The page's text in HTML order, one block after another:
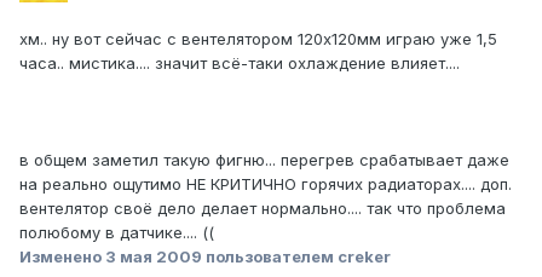
хм.. ну вот сейчас с вентелятором 120х120мм играю уже 1,5
часа.. мистика.... значит всё-таки охлаждение влияет....
в общем заметил такую фигню... перегрев срабатывает даже
на реально ощутимо НЕ КРИТИЧНО горячих радиаторах.... доп.
вентелятор своё дело делает нормально.... так что проблема
полюбому в датчике.... ((
Изменено 3 мая 2009 пользователем creker